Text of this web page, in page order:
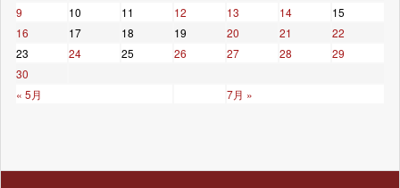
« 5月 7月 »
9
10 11 12 13 14
15
16
17 18 19 20 21
22
23
24 25 26 27 28
29
30